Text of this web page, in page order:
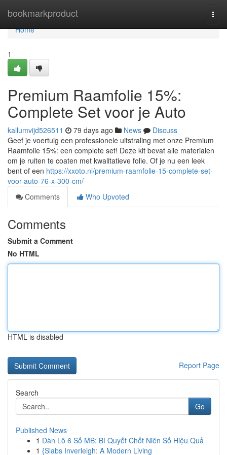
bookmarkproduct
Home
Home
1
Premium Raamfolie 15%:
Complete Set voor je Auto
kallumvijd526511 79 days ago News
Discuss
Geef je voertuig een professionele uitstraling met onze Premium
Raamfolie 15%: een complete set! Deze kit bevat alle materialen
om je ruiten te coaten met kwalitatieve folie. Of je nu een leek
bent of een https://xxoto.nl/premium-raamfolie-15-complete-set-
voor-auto-76-x-300-cm/
Comments
Who Upvoted
Comments
Submit a Comment
No HTML
HTML is disabled
Report Page
Search
Go
Published News
1 Dàn Lô 6 Số MB: Bí Quyết Chốt Niên Số Hiệu Quả
1 {Slabs Inverleigh: A Modern Living